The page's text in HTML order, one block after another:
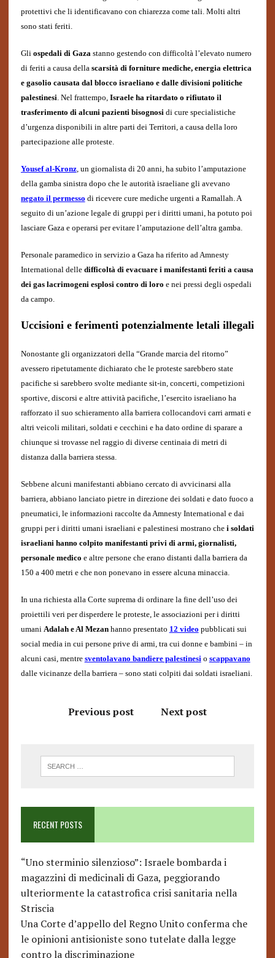
protettivi che li identificavano con chiarezza come tali. Molti altri
sono stati feriti.
Gli ospedali di Gazastanno gestendo con difficoltà l’elevato numero
di feriti a causa della scarsità di forniture mediche, energia elettrica
e gasolio causata dal blocco israeliano e dalle divisioni politiche
palestinesi. Nel frattempo, Israele ha ritardato o rifiutato il
trasferimento di alcuni pazienti bisognosidi cure specialistiche
d’urgenza disponibili in altre parti dei Territori, a causa della loro
partecipazione alle proteste.
Yousef al-Kronz, un giornalista di 20 anni, ha subito l’amputazione
della gamba sinistra dopo che le autorità israeliane gli avevano
negato il permesso di ricevere cure mediche urgenti a Ramallah. A
seguito di un’azione legale di gruppi per i diritti umani, ha potuto poi
lasciare Gaza e operarsi per evitare l’amputazione dell’altra gamba.
Personale paramedico in servizio a Gaza ha riferito ad Amnesty
International delle difficoltà di evacuare i manifestanti feriti a causa
dei gas lacrimogeni esplosi contro di loro e nei pressi degli ospedali
da campo.
Uccisioni e ferimenti potenzialmente letali illegali
Nonostante gli organizzatori della “Grande marcia del ritorno”
avessero ripetutamente dichiarato che le proteste sarebbero state
pacifiche si sarebbero svolte mediante sit-in, concerti, competizioni
sportive, discorsi e altre attività pacifiche, l’esercito israeliano ha
rafforzato il suo schieramento alla barriera collocandovi carri armati e
altri veicoli militari, soldati e cecchini e ha dato ordine di sparare a
chiunque si trovasse nel raggio di diverse centinaia di metri di
distanza dalla barriera stessa.
Sebbene alcuni manifestanti abbiano cercato di avvicinarsi alla
barriera, abbiano lanciato pietre in direzione dei soldati e dato fuoco a
pneumatici, le informazioni raccolte da Amnesty International e dai
gruppi per i diritti umani israeliani e palestinesi mostrano che i soldati
israeliani hanno colpito manifestanti privi di armi, giornalisti,
personale medico e altre persone che erano distanti dalla barriera da
150 a 400 metri e che non ponevano in essere alcuna minaccia.
In una richiesta alla Corte suprema di ordinare la fine dell’uso dei
proiettili veri per disperdere le proteste, le associazioni per i diritti
umani Adalah e Al Mezanhanno presentato 12 video pubblicati sui
social media in cui persone prive di armi, tra cui donne e bambini – in
alcuni casi, mentre sventolavano bandiere palestinesio scappavano
dalle vicinanze della barriera – sono stati colpiti dai soldati israeliani.
Previous post Next post
RECENT POSTS
“Uno sterminio silenzioso”: Israele bombarda i
magazzini di medicinali di Gaza, peggiorando
ulteriormente la catastrofica crisi sanitaria nella
Striscia
Una Corte d’appello del Regno Unito conferma che
le opinioni antisioniste sono tutelate dalla legge
contro la discriminazione